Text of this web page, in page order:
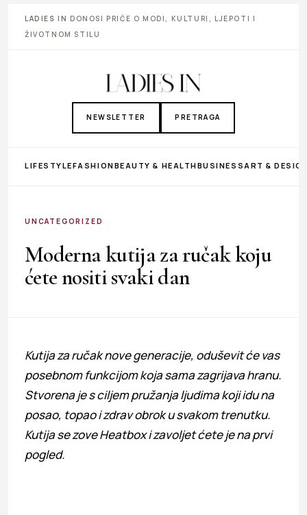
LADIES IN DONOSI PRIČE O MODI, KULTURI, LJEPOTI I
ŽIVOTNOM STILU
NEWSLETTER PRETRAGA
LIFESTYLEFASHIONBEAUTY & HEALTHBUSINESS ART &
UNCATEGORIZED
Moderna kutija za ručak koju
ćete nositi svaki dan
Kutija za ručak nove generacije, oduševit će vas
posebnom funkcijom koja sama zagrijava hranu.
Stvorena je s ciljem pružanja ljudima koji idu na
posao, topao i zdrav obrok u svakom trenutku.
Kutija se zove Heatbox i zavoljet ćete je na prvi
pogled.